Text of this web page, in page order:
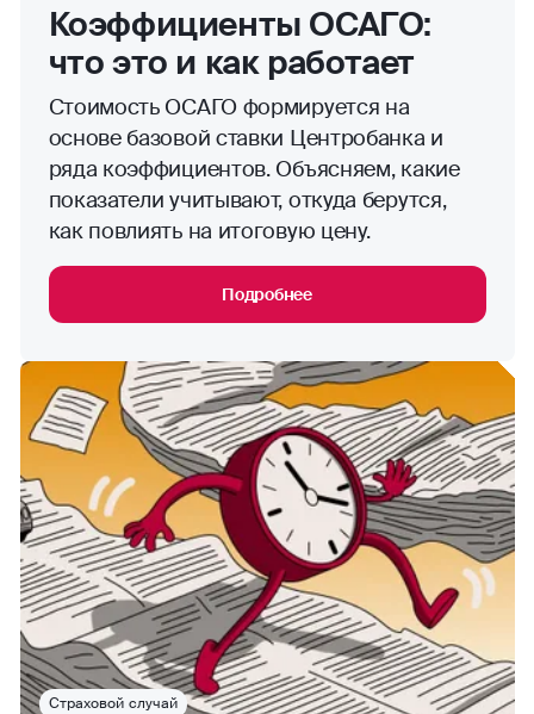
Коэффициенты ОСАГО:
что это и как работает
Стоимость ОСАГО формируется на
основе базовой ставки Центробанка и
ряда коэффициентов. Объясняем, какие
показатели учитывают, откуда берутся,
как повлиять на итоговую цену.
Подробнее
Страховой случай